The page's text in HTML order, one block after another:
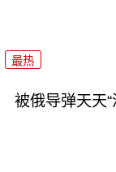
最热
被俄导弹天天“